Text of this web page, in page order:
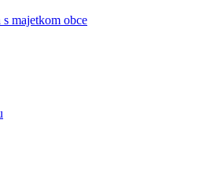
s majetkom obce